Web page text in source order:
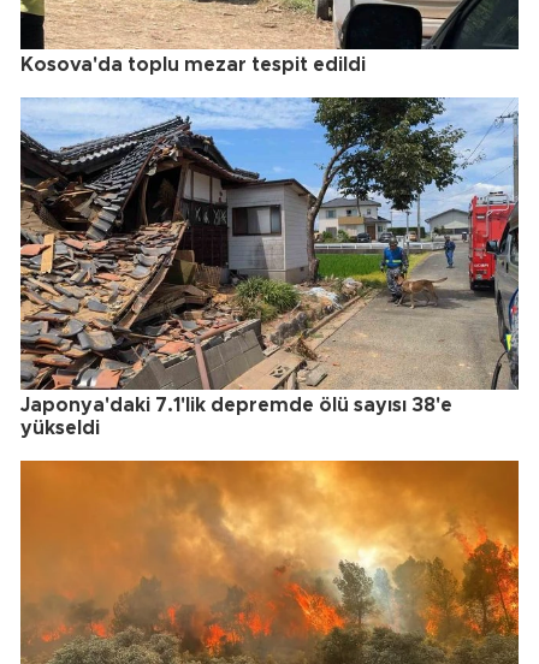
Kosova'da toplu mezar tespit edildi
Japonya'daki 7.1'lik depremde ölü sayısı 38'e
yükseldi